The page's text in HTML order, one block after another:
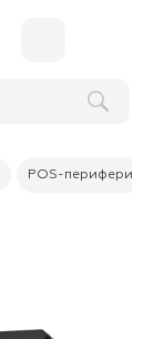
POS-периферия